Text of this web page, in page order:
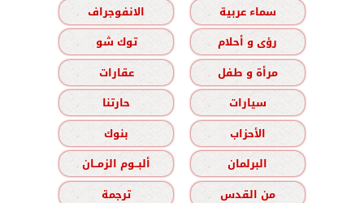
سماء عربية
الانفوجراف
رؤى و أحلام
توك شو
مرأة و طفل
عقارات
سيارات
حارتنا
الأحزاب
بنوك
البرلمان
ألبــوم الزمــان
من القدس
ترجمة